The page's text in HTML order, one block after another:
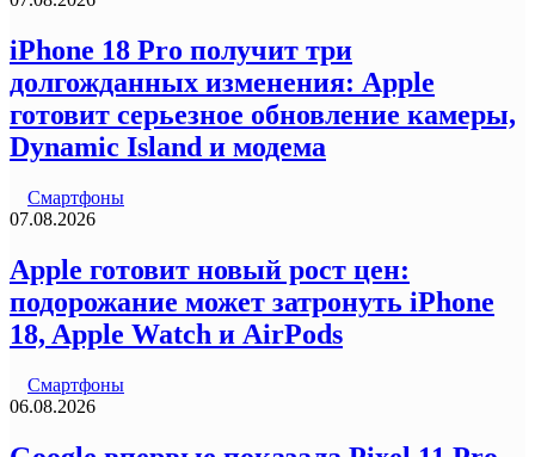
iPhone 18 Pro получит три
долгожданных изменения: Apple
готовит серьезное обновление камеры,
Dynamic Island и модема
Смартфоны
07.08.2026
Apple готовит новый рост цен:
подорожание может затронуть iPhone
18, Apple Watch и AirPods
Смартфоны
06.08.2026